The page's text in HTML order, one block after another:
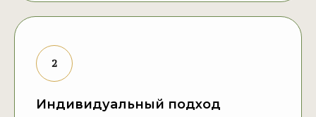
Индивидуальный подход